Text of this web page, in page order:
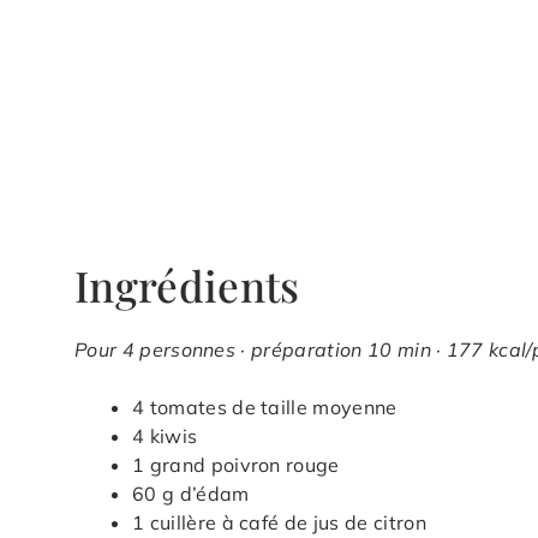
Ingrédients
Pour 4 personnes · préparation 10 min · 177
4 tomates de taille moyenne
4 kiwis
1 grand poivron rouge
60 g d’édam
1 cuillère à café de jus de citron